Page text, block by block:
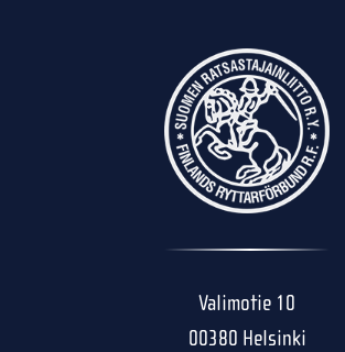
Valimotie 10
00380 Helsinki